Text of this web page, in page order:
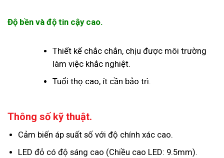
Độ bền và độ tin cậy cao.
Thiết kế chắc chắn, chịu được môi trường
làm việc khắc nghiệt.
Tuổi thọ cao, ít cần bảo trì.
Thông số kỹ thuật.
Cảm biến áp suất số với độ chính xác cao.
LED đỏ có độ sáng cao (Chiều cao LED: 9.5mm).